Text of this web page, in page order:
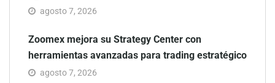
agosto 7, 2026
Zoomex mejora su Strategy Center con
herramientas avanzadas para trading estratégico
agosto 7, 2026